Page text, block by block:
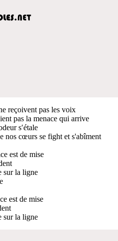
reçoivent pas les voix
pas la menace qui arrive
s′étale
nos cœurs se fight et s'abîment
est de mise
sur la ligne
est de mise
sur la ligne